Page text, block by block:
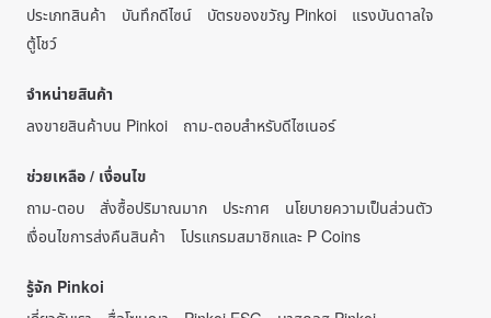
ประเภทสินค้า
บันทึกดีไซน์ บัตรของขวัญ Pinkoi
แรงบันดาลใจ
ตู้โชว์
จำหน่ายสินค้า
ลงขายสินค้าบน Pinkoi
ถาม-ตอบสำหรับดีไซเนอร์
ช่วยเหลือ / เงื่อนไข
ถาม-ตอบ
สั่งซื้อปริมาณมาก ประกาศ
นโยบายความเป็นส่วนตัว
เงื่อนไขการส่งคืนสินค้า
โปรแกรมสมาชิกและ P Coins
รู้จัก Pinkoi